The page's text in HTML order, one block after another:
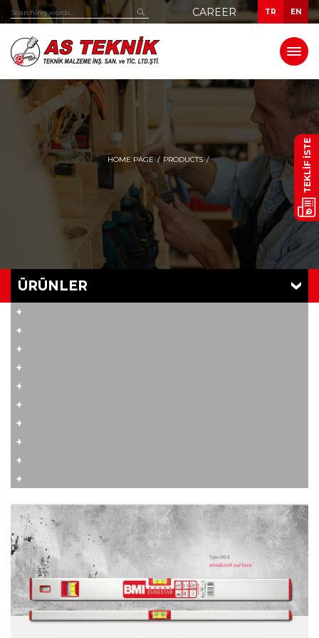
CAREER TR EN
TEKLİF İSTE
HOME PAGE PRODUCTS
ÜRÜNLER